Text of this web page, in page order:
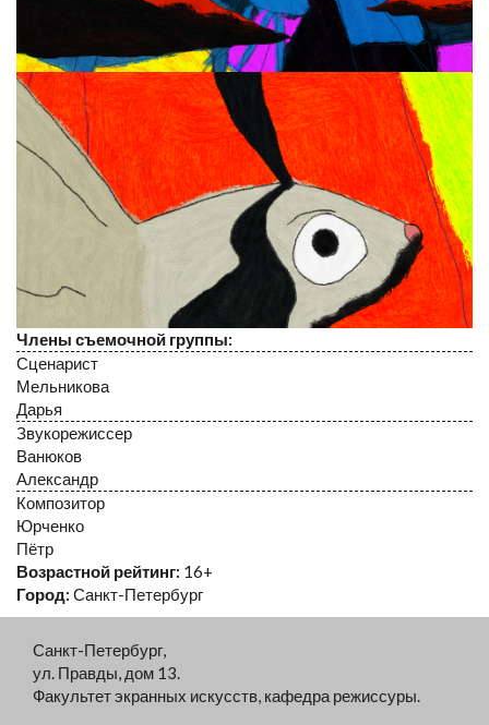
Члены съемочной группы:
Сценарист
Мельникова
Дарья
Звукорежиссер
Ванюков
Александр
Композитор
Юрченко
Пётр
Возрастной рейтинг: 16+
Город: Санкт-Петербург
Санкт-Петербург,
ул. Правды, дом 13.
Факультет экранных искусств, кафедра режиссуры.